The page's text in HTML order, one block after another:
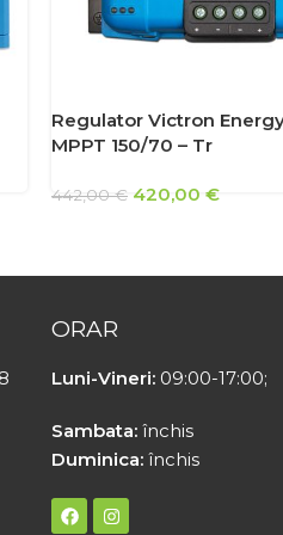
Regulator Victron
MPPT 150/70 – Tr
442,00€ 420,00 €
ORAR
Luni-Vineri: 09:00-17:00;
Sambata: închis
Duminica: închis